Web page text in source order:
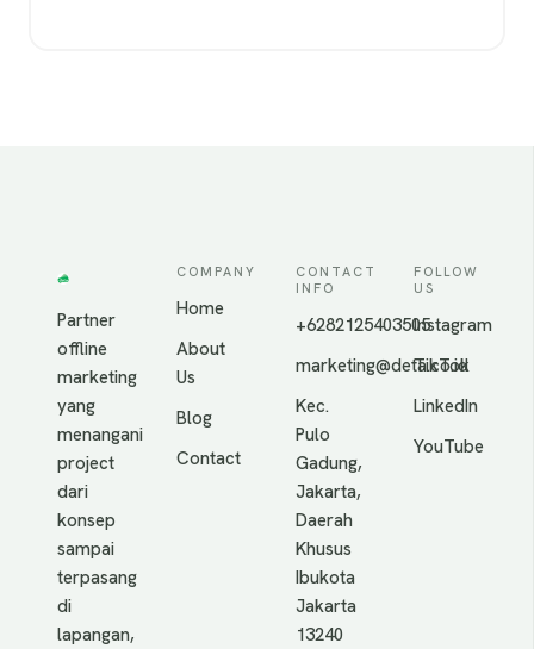
Partner
offline
marketing
yang
menangani
project
dari
konsep
sampai
terpasang
di
lapangan,
COMPANY
Home
About
Us
Blog
Contact
CONTACT
INFO
+6282125403505
marketing@deta.co.id
Kec.
Pulo
Gadung,
Jakarta,
Daerah
Khusus
Ibukota
Jakarta
13240
FOLLOW
US
Instagram
TikTok
LinkedIn
YouTube